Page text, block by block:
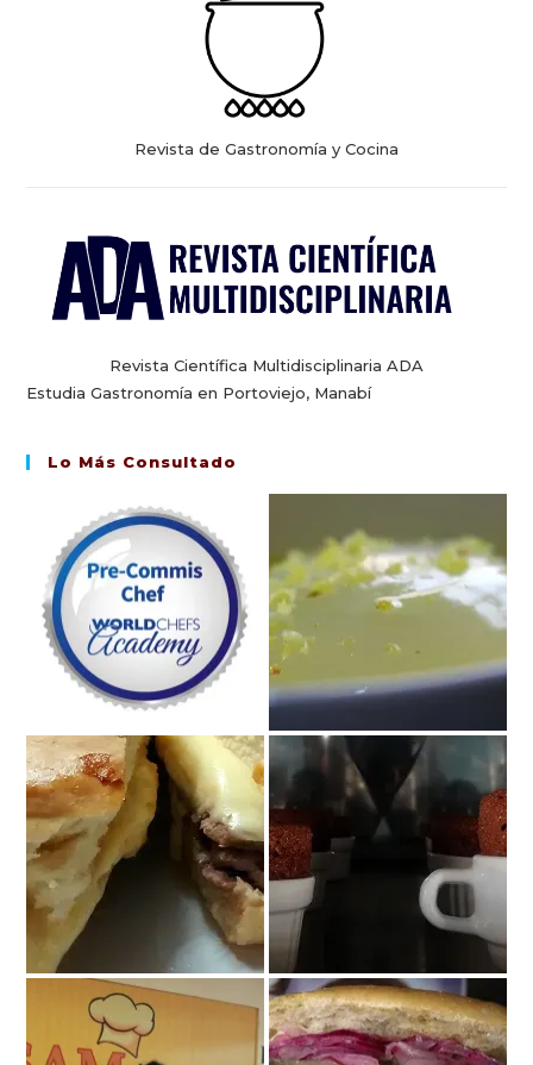
Revista de Gastronomía y Cocina
Revista Científica Multidisciplinaria ADA
Estudia Gastronomía en Portoviejo, Manabí
Lo Más Consultado